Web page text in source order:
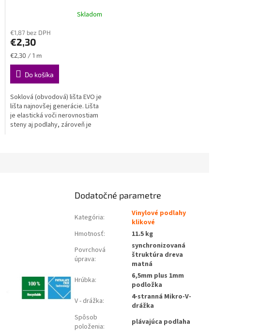
soklová lišta KORNER EVO
produktu
je
4,8
hviezdičiek.
Skladom
€1,87 bez DPH
€2,30
Jednotková
cena:
€2,30 / 1 m
Do košíka
Soklová (obvodová) lišta EVO je
lišta najnovšej generácie. Lišta
je elastická voči nerovnostiam
steny aj podlahy, zároveň je
Dodatočné parametre
Kategória:
Vinylové podlahy
klikové
Hmotnosť:
11.5 kg
Povrchová
úprava:
synchronizovaná
štruktúra dreva
matná
Hrúbka:
6,5mm plus 1mm
podložka
V - drážka:
4-stranná Mikro-V-
drážka
Spôsob
položenia:
plávajúca podlaha